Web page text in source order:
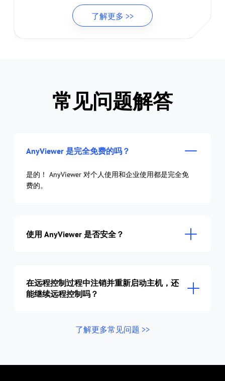
了解更多 >>
常见问题解答
AnyViewer 是完全免费的吗？
是的！ AnyViewer 对个人使用和企业使用都是完全免
费的。
使用 AnyViewer 是否安全？
在远程控制过程中注销并重新启动主机，还
能继续远程控制吗？
了解更多常见问题 >>